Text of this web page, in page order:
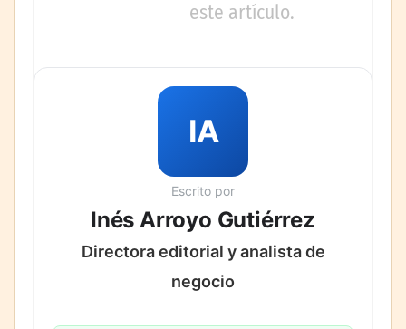
este artículo.
IA
Escrito por
Inés Arroyo Gutiérrez
Directora editorial y analista de
negocio